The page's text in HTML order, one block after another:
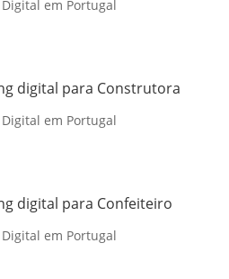
em Portugal
digital para Construtora
em Portugal
digital para Confeiteiro
em Portugal